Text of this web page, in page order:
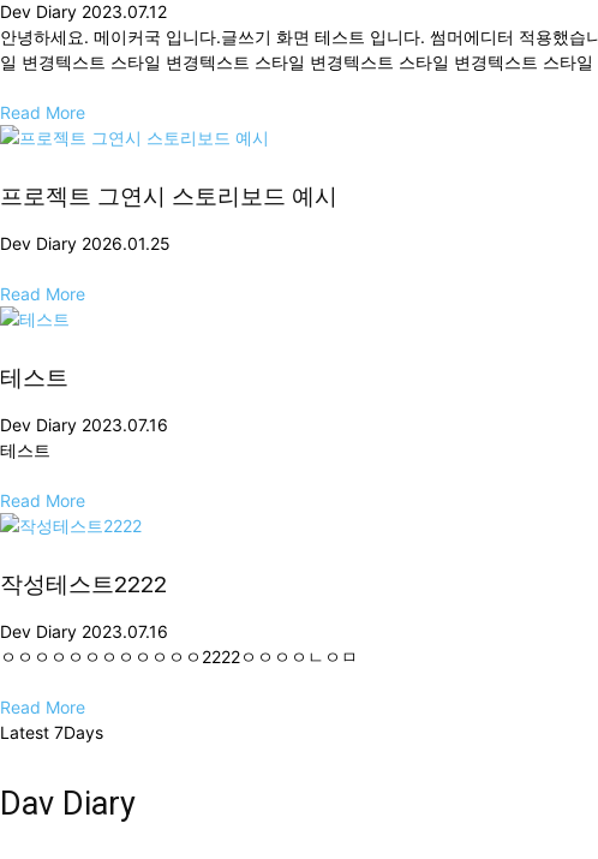
Dev Diary 2023.07.12
안녕하세요. 메이커국 입니다.글쓰기 화면 테스트 입니다. 썸머에디터 적용했
일 변경텍스트 스타일 변경텍스트 스타일 변경텍스트 스타일 변경텍스트 스타일
Read More
프로젝트 그연시 스토리보드 예시
Dev Diary 2026.01.25
Read More
테스트
Dev Diary 2023.07.16
테스트
Read More
작성테스트2222
Dev Diary 2023.07.16
ㅇㅇㅇㅇㅇㅇㅇㅇㅇㅇㅇㅇ2222ㅇㅇㅇㅇㄴㅇㅁ
Read More
Latest 7Days
Dav Diary